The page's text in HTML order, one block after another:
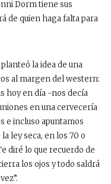
Dorm tiene sus
de quien haga falta para
la idea de una
al margen del western:
hoy en día -nos decía
en una cervecería
e incluso apuntamos
ley seca, en los 70 o
diré lo que recuerdo de
los ojos y todo saldrá